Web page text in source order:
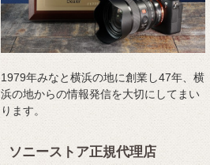
1979年みなと横浜の地に創業し47年、横
浜の地からの情報発信を大切にしてまい
ります。
ソニーストア正規代理店